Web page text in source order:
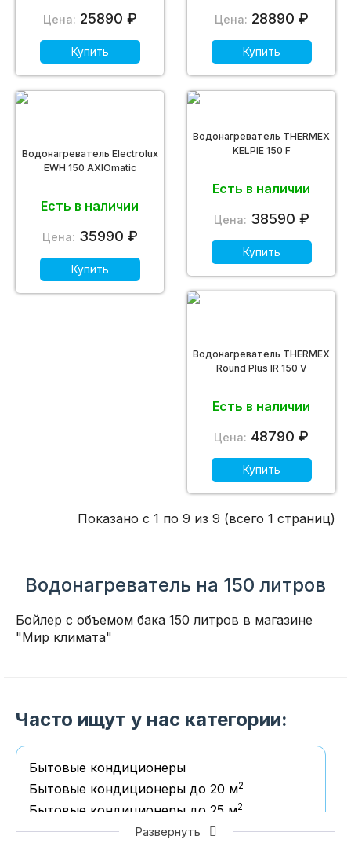
Цена: 25890 ₽
Купить
Цена: 28890 ₽
Купить
Водонагреватель Electrolux
EWH 150 AXIOmatic
Есть в наличии
Цена: 35990 ₽
Купить
Водонагреватель THERMEX
KELPIE 150 F
Есть в наличии
Цена: 38590 ₽
Купить
Водонагреватель THERMEX
Round Plus IR 150 V
Есть в наличии
Цена: 48790 ₽
Купить
Показано с 1 по 9 из 9 (всего 1 страниц)
Водонагреватель на 150 литров
Бойлер с объемом бака 150 литров в магазине
"Мир климата"
Часто ищут у нас категории:
Бытовые кондиционеры
Бытовые кондиционеры до 20 м2
Бытовые кондиционеры до 25 м2
Бытовые кондиционеры до 35 м
Развернуть